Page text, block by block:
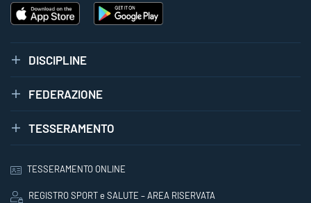
DISCIPLINE
FEDERAZIONE
TESSERAMENTO
TESSERAMENTO ONLINE
REGISTRO SPORT e SALUTE – AREA RISERVATA